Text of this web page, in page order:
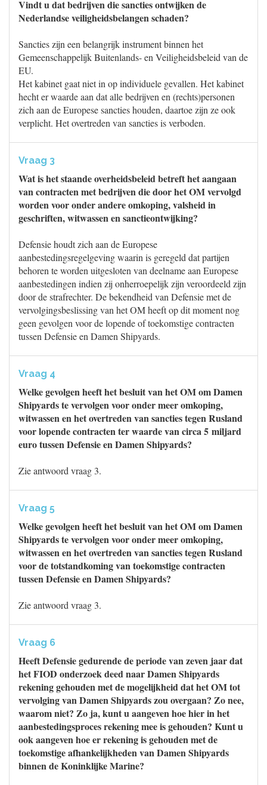
Vindt u dat bedrijven die sancties ontwijken de
Nederlandse veiligheidsbelangen schaden?
Sancties zijn een belangrijk instrument binnen het
Gemeenschappelijk Buitenlands- en Veiligheidsbeleid van de
EU.
Het kabinet gaat niet in op individuele gevallen. Het kabinet
hecht er waarde aan dat alle bedrijven en (rechts)personen
zich aan de Europese sancties houden, daartoe zijn ze ook
verplicht. Het overtreden van sancties is verboden.
Vraag 3
Wat is het staande overheidsbeleid betreft het aangaan
van contracten met bedrijven die door het OM vervolgd
worden voor onder andere omkoping, valsheid in
geschriften, witwassen en sanctieontwijking?
Defensie houdt zich aan de Europese
aanbestedingsregelgeving waarin is geregeld dat partijen
behoren te worden uitgesloten van deelname aan Europese
aanbestedingen indien zij onherroepelijk zijn veroordeeld zijn
door de strafrechter. De bekendheid van Defensie met de
vervolgingsbeslissing van het OM heeft op dit moment nog
geen gevolgen voor de lopende of toekomstige contracten
tussen Defensie en Damen Shipyards.
Vraag 4
Welke gevolgen heeft het besluit van het OM om Damen
Shipyards te vervolgen voor onder meer omkoping,
witwassen en het overtreden van sancties tegen Rusland
voor lopende contracten ter waarde van circa 5 miljard
euro tussen Defensie en Damen Shipyards?
Zie antwoord vraag 3.
Vraag 5
Welke gevolgen heeft het besluit van het OM om Damen
Shipyards te vervolgen voor onder meer omkoping,
witwassen en het overtreden van sancties tegen Rusland
voor de totstandkoming van toekomstige contracten
tussen Defensie en Damen Shipyards?
Zie antwoord vraag 3.
Vraag 6
Heeft Defensie gedurende de periode van zeven jaar dat
het FIOD onderzoek deed naar Damen Shipyards
rekening gehouden met de mogelijkheid dat het OM tot
vervolging van Damen Shipyards zou overgaan? Zo nee,
waarom niet? Zo ja, kunt u aangeven hoe hier in het
aanbestedingsproces rekening mee is gehouden? Kunt u
ook aangeven hoe er rekening is gehouden met de
toekomstige afhankelijkheden van Damen Shipyards
binnen de Koninklijke Marine?